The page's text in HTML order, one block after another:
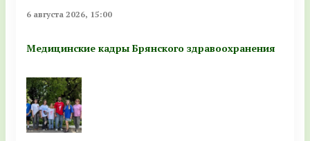
6 августа 2026, 15:00
Медицинские кадры Брянского здравоохранения